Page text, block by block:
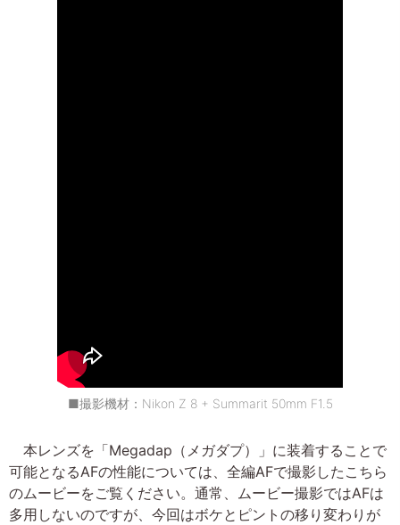
■撮影機材：Nikon Z 8 + Summarit 50mm F1.5
本レンズを「Megadap（メガダプ）」に装着することで
可能となるAFの性能については、全編AFで撮影したこちら
のムービーをご覧ください。通常、ムービー撮影ではAFは
多用しないのですが、今回はボケとピントの移り変わりが